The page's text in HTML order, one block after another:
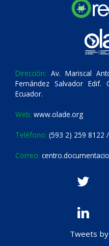
Dirección: Av. Mariscal
Fernández Salvador
Ecuador.
Web: www.olade.org
Teléfono: (593 2) 259 8122
Correo:
Tweets